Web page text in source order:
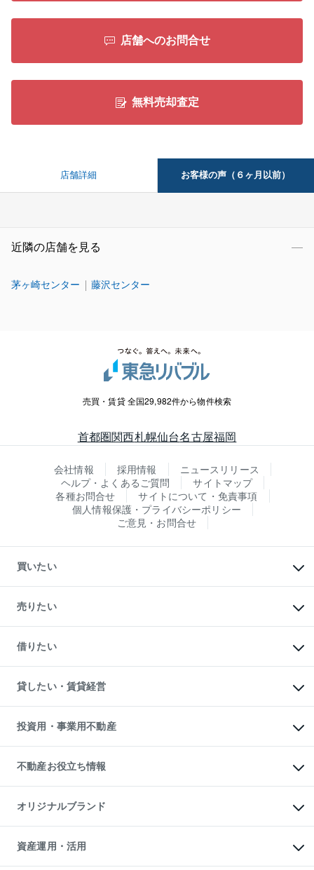
店舗へのお問合せ
無料売却査定
店舗詳細 お客様の声（６ヶ月以前）
近隣の店舗を見る
茅ヶ崎センター 藤沢センター
売買・賃貸 全国29,982件から物件検索
首都圏関西札幌仙台名古屋福岡
会社情報 採用情報
ニュースリリース
ヘルプ・よくあるご質問
サイトマップ
各種お問合せ
サイトについて・免責事項
個人情報保護・プライバシーポリシー
ご意見・お問合せ
買いたい
新築・分譲マンションの購入
中古マンションの購入
一戸建ての購入
中古一戸建ての購入
不動産購入の流れ
注目キーワード物件特集
購入ガイド
English 繁体中文簡体中文
売りたい
一戸建ての売却・査定
土地の売却・査定
スピードAI査定
不動産査定について
不動産売却の流れ
不動産買換えの流れ
売却ガイド
借りたい
オフィス・店舗の賃貸
借りるときの流れ
借りるガイド
貸したい・賃貸経営
マンション賃料データ
賃貸管理プラン
リロケーションについて
貸すガイド
投資用・事業用不動産
事業用不動産
マンション投資
投資用マンション
アパート経営
収益物件
ビル購入（ビル一棟）
投資用不動産の売却査定
事業用不動産の売却査定
不動産お役立ち情報
マンションライブラリー
人気マンションランキング
暮らしに役立つ不動産メディア
不動産相場・不動産価格情報
オリジナルブランド
一棟リノベーションマンション
L`GENTE（ルジェンテ）
区分リノベーションマンション
資産運用・活用